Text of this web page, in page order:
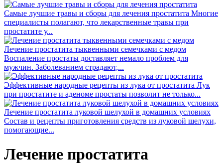
Самые лучшие травы и сборы для лечения простатита Многие
специалисты полагают, что лекарственные травы при
простатите у...
Лечение простатита тыквенными семечками с медом
Воспаление простаты доставляет немало проблем для
мужчин. Заболеванием страдают,...
Эффективные народные рецепты из лука от простатита Лук
при простатите и аденоме простаты позволит не только...
Лечение простатита луковой шелухой в домашних условиях
Состав и рецепты приготовления средств из луковой шелухи,
помогающие...
Лечение простатита